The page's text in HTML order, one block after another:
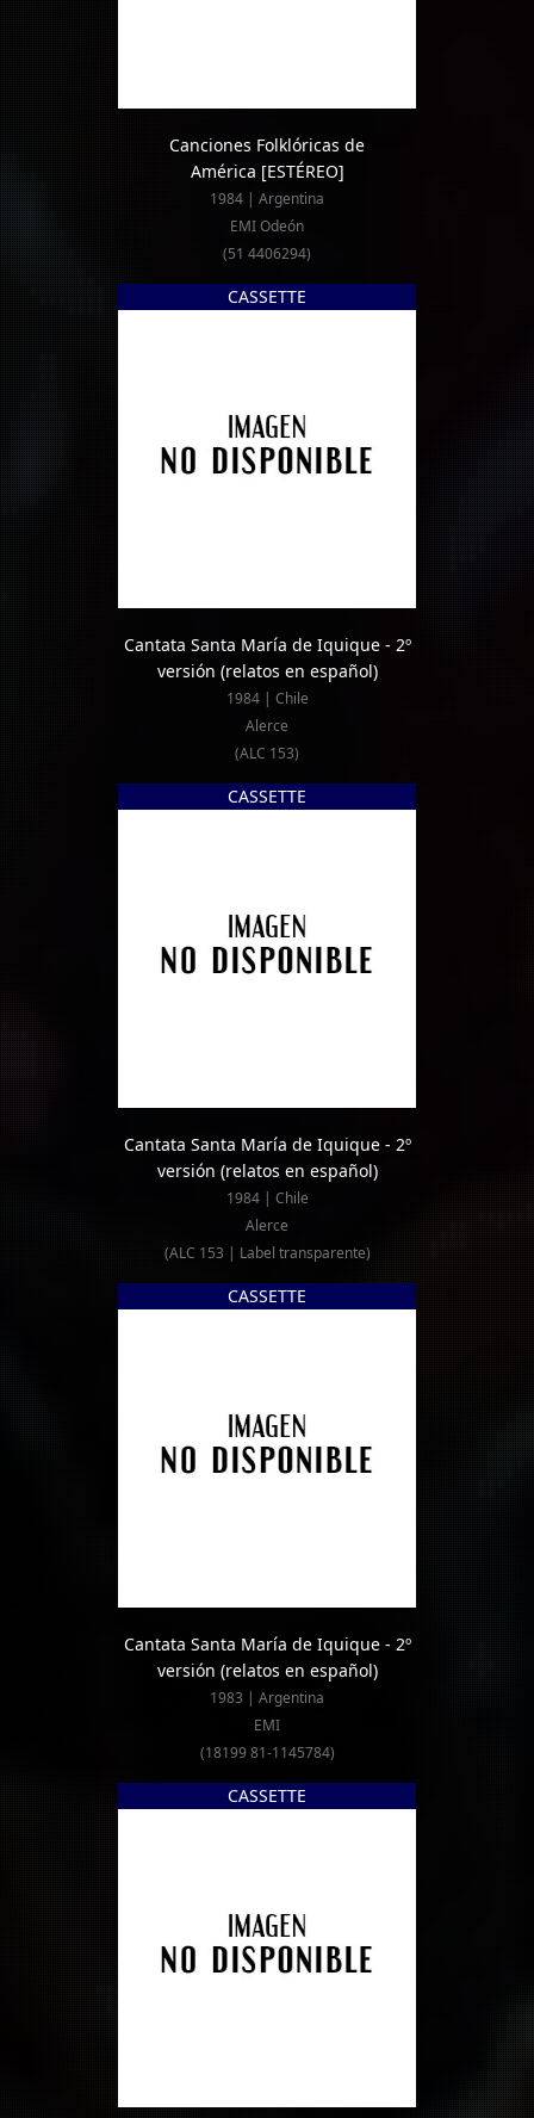
Canciones Folklóricas de
América [ESTÉREO]
1984 | Argentina
EMI Odeón
(51 4406294)
CASSETTE
Cantata Santa María de Iquique - 2º
versión (relatos en español)
1984 | Chile
Alerce
(ALC 153)
CASSETTE
Cantata Santa María de Iquique - 2º
versión (relatos en español)
1984 | Chile
Alerce
(ALC 153 | Label transparente)
CASSETTE
Cantata Santa María de Iquique - 2º
versión (relatos en español)
1983 | Argentina
EMI
(18199 81-1145784)
CASSETTE